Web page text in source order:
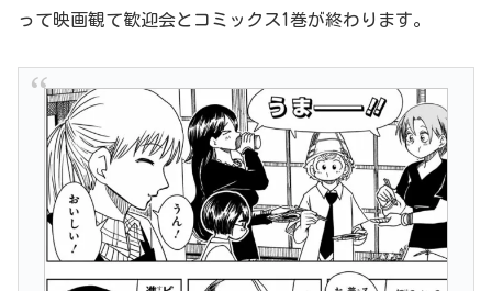
って映画観て歓迎会とコミックス1巻が終わります。